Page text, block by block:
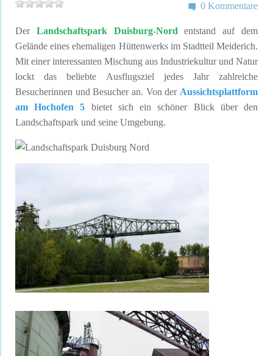
0 Kommentare
Der Landschaftspark Duisburg-Nord entstand auf dem
Gelände eines ehemaligen Hüttenwerks im Stadtteil Meiderich.
Mit einer interessanten Mischung aus Industriekultur und Natur
lockt das beliebte Ausflugsziel jedes Jahr zahlreiche
Besucherinnen und Besucher an. Von der Aussichtsplattform
am Hochofen 5 bietet sich ein schöner Blick über den
Landschaftspark und seine Umgebung.